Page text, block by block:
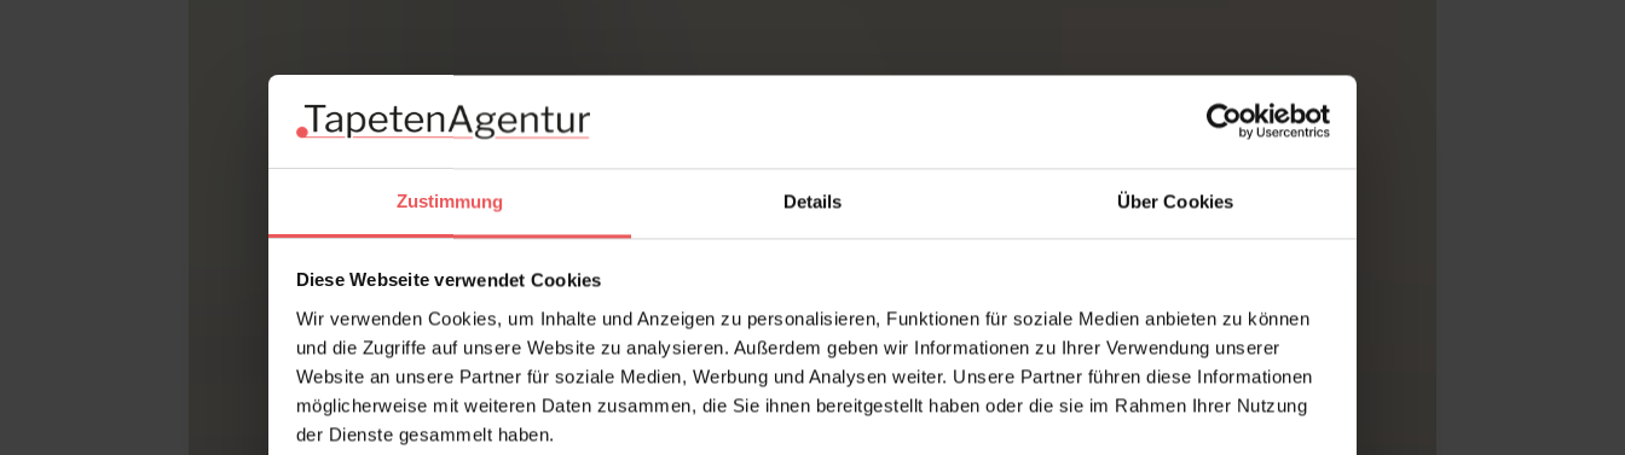
Zustimmung Details Über Cookies
Diese Webseite verwendet Cookies
Wir verwenden Cookies, um Inhalte und Anzeigen zu personalisieren, Funktionen für soziale Medien anbieten zu können
und die Zugriffe auf unsere Website zu analysieren. Außerdem geben wir Informationen zu Ihrer Verwendung unserer
Website an unsere Partner für soziale Medien, Werbung und Analysen weiter. Unsere Partner führen diese Informationen
möglicherweise mit weiteren Daten zusammen, die Sie ihnen bereitgestellt haben oder die sie im Rahmen Ihrer Nutzung
der Dienste gesammelt haben.